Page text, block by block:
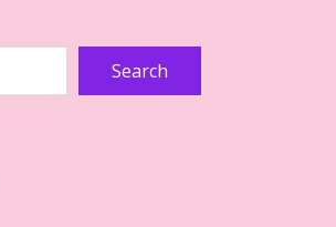
Search